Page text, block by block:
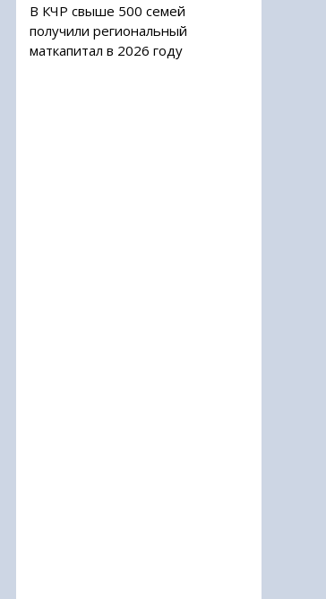
В КЧР свыше 500 семей
получили региональный
маткапитал в 2026 году